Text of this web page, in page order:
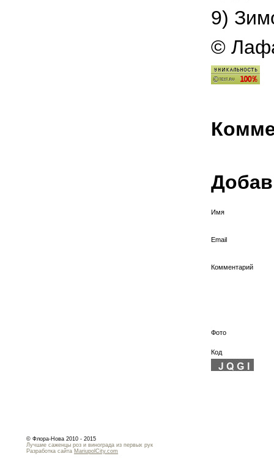
9)
©
Имя
Email
Комментарий
Фото
Код
© Флора-Нова 2010 - 2015
Лучшие саженцы роз и винограда из первых рук
Разработка сайта MariupolCity.com